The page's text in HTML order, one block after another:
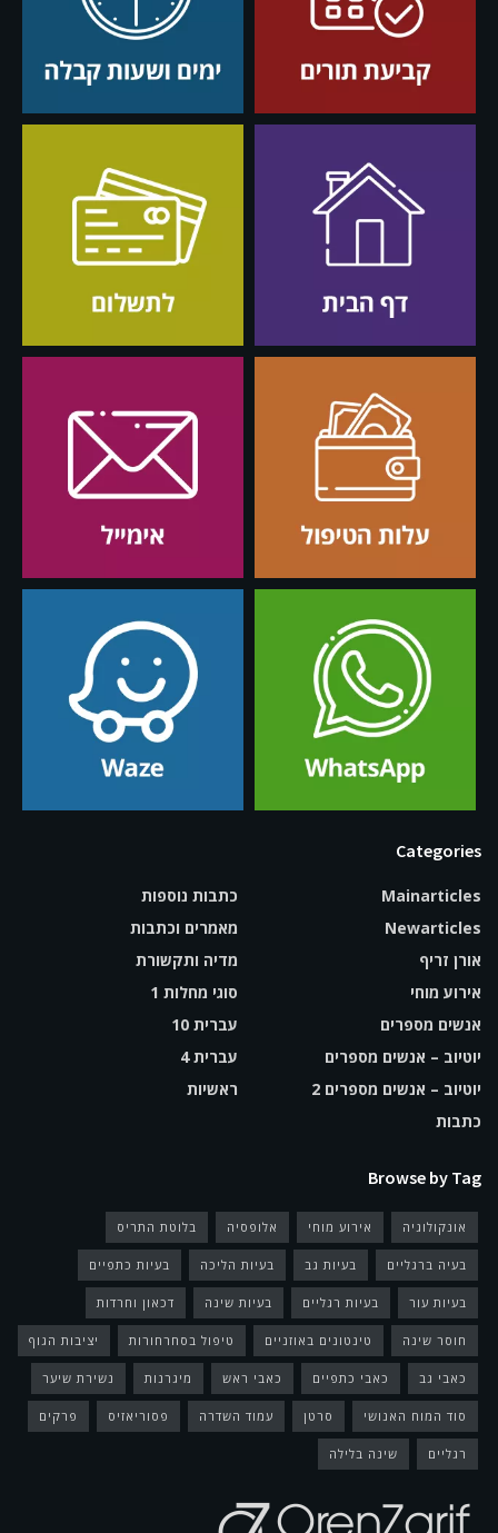
Categories
Mainarticles
Newarticles
אורן זריף
אירוע מוחי
אנשים מספרים
יוטיוב – אנשים מספרים
יוטיוב – אנשים מספרים 2
כתבות
כתבות נוספות
מאמרים וכתבות
מדיה ותקשורת
סוגי מחלות 1
עברית 10
עברית 4
ראשיות
Browse by Tag
אונקולוגיה אירוע מוחי אלופסיה בלוטת התריס
בעיה ברגליים בעיות גב בעיות הליכה בעיות כתפיים
בעיות עור בעיות רגליים בעיות שינה דכאון וחרדות
חוסר שינה טינטונים באוזניים טיפול בסחרחורות יציבות הגוף
כאבי גב כאבי כתפיים כאבי ראש מיגרנות נשירת שיער
סוד המוח האנושי סרטן עמוד השדרה פסוריאזיס פרקים
רגליים שינה בלילה